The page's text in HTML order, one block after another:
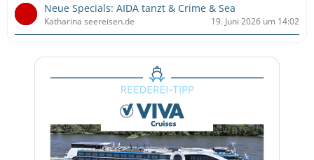
Neue Specials: AIDA tanzt & Crime & Sea
Katharina seereisen.de 19. Juni 2026 um 14:02